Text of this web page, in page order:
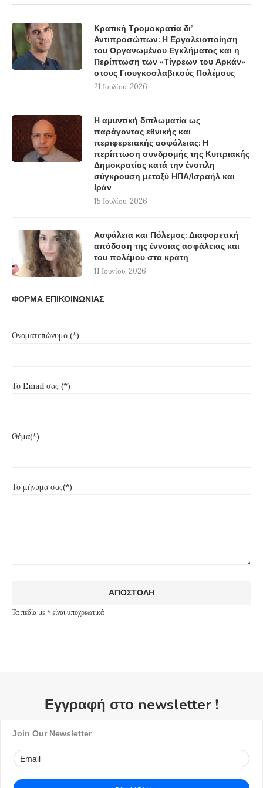
Κρατική Τρομοκρατία δι’
Αντιπροσώπων: Η Εργαλειοποίηση
του Οργανωμένου Εγκλήματος και η
Περίπτωση των «Τίγρεων του Αρκάν»
στους Γιουγκοσλαβικούς Πολέμους
21 Ιουλίου, 2026
Η αμυντική διπλωματία ως
παράγοντας εθνικής και
περιφερειακής ασφάλειας: Η
περίπτωση συνδρομής της Κυπριακής
Δημοκρατίας κατά την ένοπλη
σύγκρουση μεταξύ ΗΠΑ/Ισραήλ και
Ιράν
15 Ιουλίου, 2026
Ασφάλεια και Πόλεμος: Διαφορετική
απόδοση της έννοιας ασφάλειας και
του πολέμου στα κράτη
11 Ιουνίου, 2026
ΦΟΡΜΑ ΕΠΙΚΟΙΝΩΝΙΑΣ
Ονοματεπώνυμο (*)
Το Email σας (*)
Θέμα(*)
Το μήνυμά σας(*)
Τα πεδία με * είναι υποχρεωτικά
Εγγραφή στο newsletter !
Join Our Newsletter